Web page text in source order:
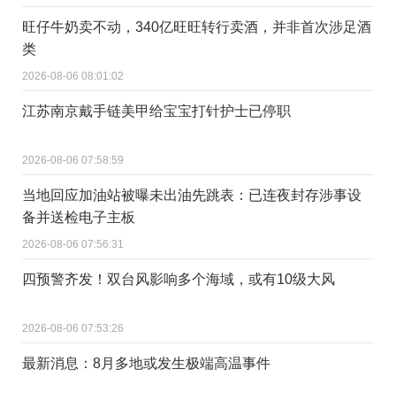
旺仔牛奶卖不动，340亿旺旺转行卖酒，并非首次涉足酒
类
2026-08-06 08:01:02
江苏南京戴手链美甲给宝宝打针护士已停职
2026-08-06 07:58:59
当地回应加油站被曝未出油先跳表：已连夜封存涉事设
备并送检电子主板
2026-08-06 07:56:31
四预警齐发！双台风影响多个海域，或有10级大风
2026-08-06 07:53:26
最新消息：8月多地或发生极端高温事件